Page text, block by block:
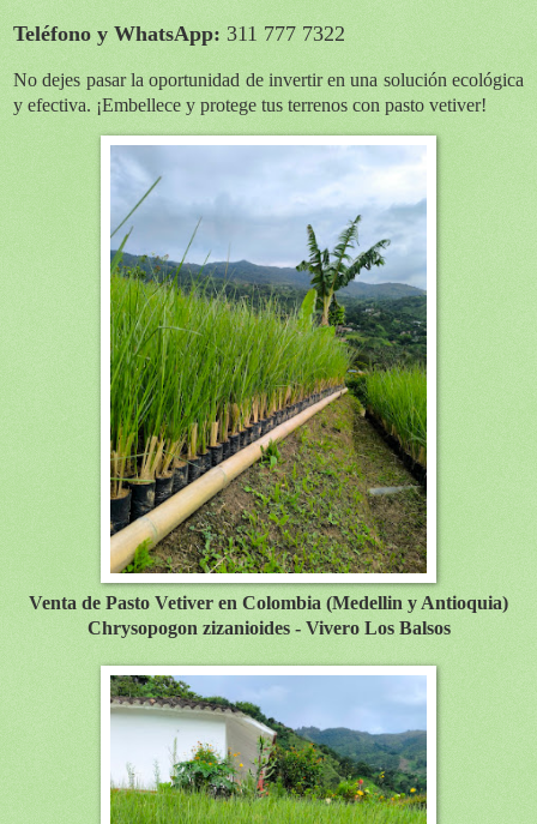
Teléfono y WhatsApp: 311 777 7322
No dejes pasar la oportunidad de invertir en una solución ecológica
y efectiva. ¡Embellece y protege tus terrenos con pasto vetiver!
Venta de Pasto Vetiver en Colombia (Medellin y Antioquia)
Chrysopogon zizanioides - Vivero Los Balsos